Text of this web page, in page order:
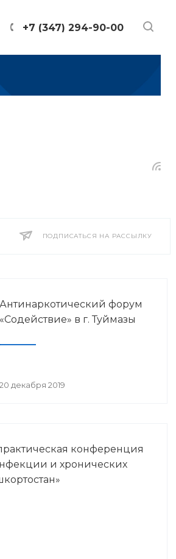
+7 (347) 294-90-00
ПОДПИСАТЬСЯ НА РАССЫЛКУ
2013 2012 2011
Антинаркотический форум
«Содействие» в г. Туймазы
20 декабря 2019
конференция
и хронических